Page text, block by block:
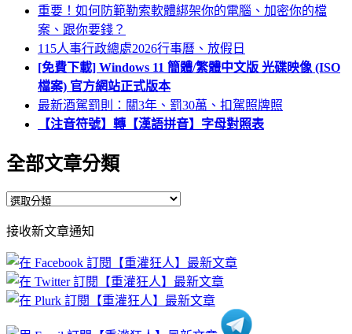
重要！如何防範勒索軟體綁架你的電腦、加密你的檔
案、跟你要錢？
115人事行政總處2026行事曆、放假日
[免費下載] Windows 11 簡體/繁體中文版 光碟映像 (ISO
檔案) 官方網站正式版本
最新酒駕罰則：關3年、罰30萬、扣駕照牌照
【注音符號】轉【漢語拼音】字母對照表
全部文章分類
全
文
章
分
類
接收新文章通知